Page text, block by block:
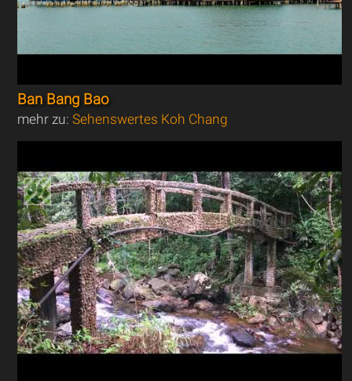
Ban Bang Bao
mehr zu:Sehenswertes Koh Chang